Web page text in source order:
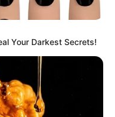
Your Darkest Secrets!